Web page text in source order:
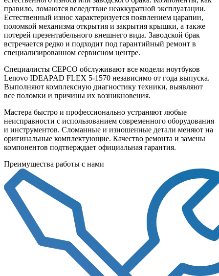
правило, ломаются вследствие неаккуратной эксплуатации.
Естественный износ характеризуется появлением царапин,
поломкой механизма открытия и закрытия крышки, а также
потерей презентабельного внешнего вида. Заводской брак
встречается редко и подходит под гарантийный ремонт в
специализированном сервисном центре.
Специалисты СЕРСО обслуживают все модели ноутбуков
Lenovo IDEAPAD FLEX 5-1570 независимо от года выпуска.
Выполняют комплексную диагностику техники, выявляют
все поломки и причины их возникновения.
Мастера быстро и профессионально устраняют любые
неисправности с использованием современного оборудования
и инструментов. Сломанные и изношенные детали меняют на
оригинальные комплектующие. Качество ремонта и замены
компонентов подтверждает официальная гарантия.
Преимущества работы с нами